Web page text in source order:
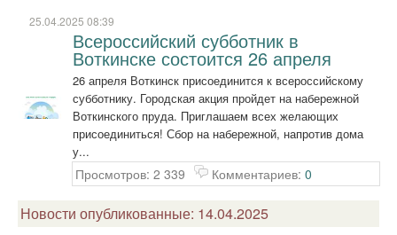
25.04.2025 08:39
Всероссийский субботник в
Воткинске состоится 26 апреля
26 апреля Воткинск присоединится к всероссийскому
субботнику. Городская акция пройдет на набережной
Воткинского пруда. Приглашаем всех желающих
присоединиться! Сбор на набережной, напротив дома
у...
Просмотров: 2 339 Комментариев: 0
Новости опубликованные: 14.04.2025